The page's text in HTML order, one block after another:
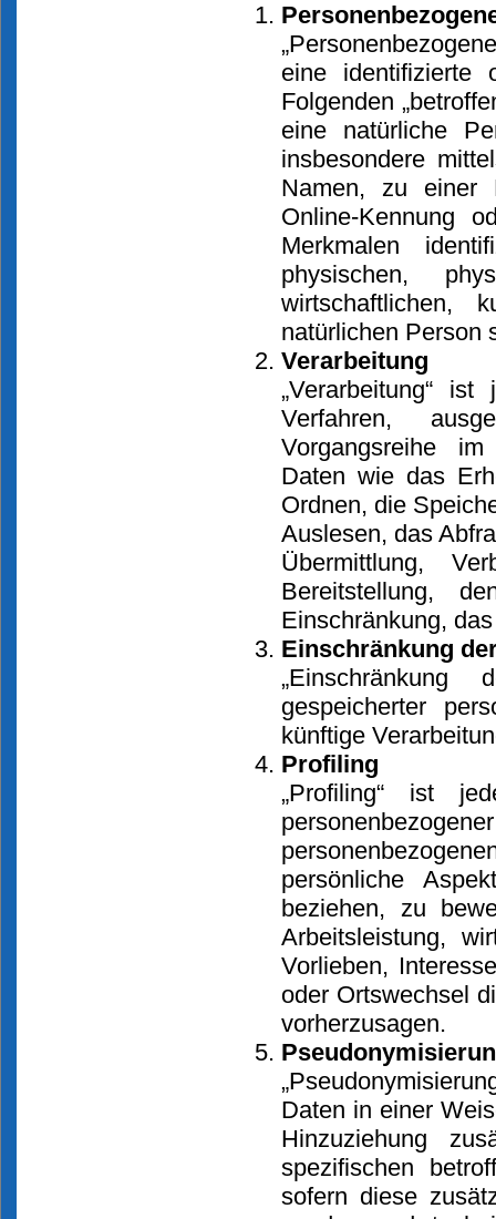
eine identifizierte
Folgenden
eine natürliche
insbesondere
Namen, zu einer
Online-Kennung
Merkmalen
physischen,
wirtschaftlichen,
natürlichen Person
Verarbeitung
„Verarbeitung“
Verfahren,
Vorgangsreihe im
Daten wie das
Ordnen, die
Auslesen, das
Übermittlung,
Bereitstellung,
Einschränkung,
Einschränkung
gespeicherter
künftige
Profiling
„Profiling“ ist
persönliche
beziehen, zu
Arbeitsleistung,
Vorlieben,
oder Ortswechsel
vorherzusagen.
Daten in einer
Hinzuziehung
spezifischen
sofern diese